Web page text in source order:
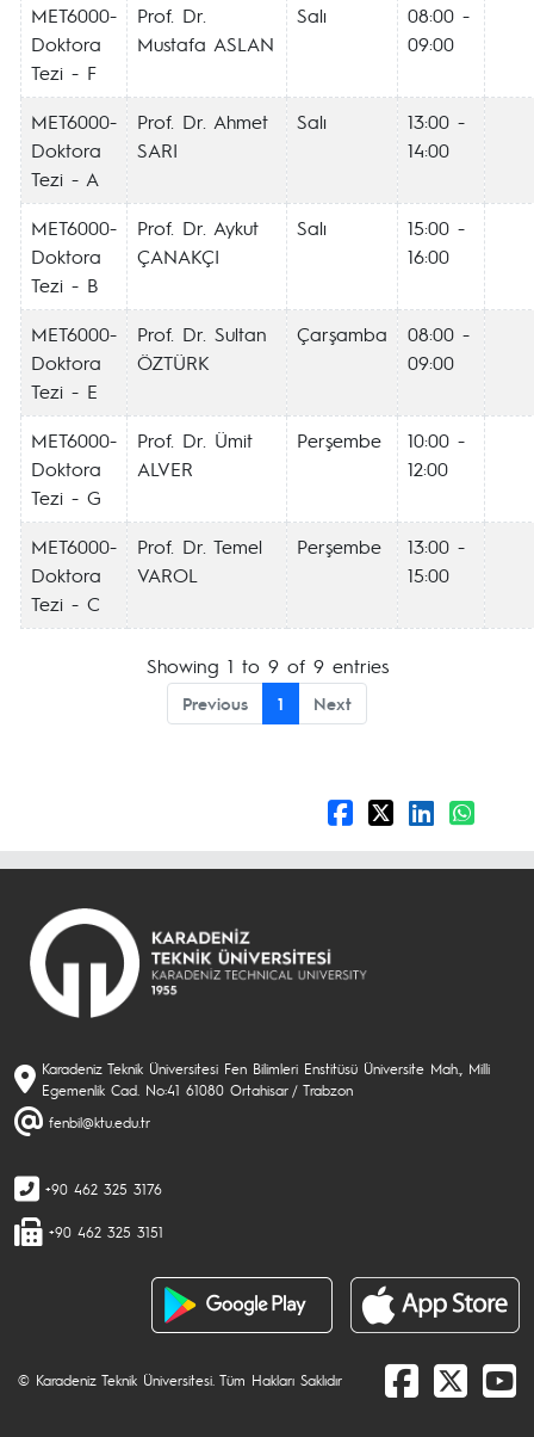
MET6000-
Doktora
Tezi - F
Prof. Dr.
Mustafa ASLAN
Salı
08:00 -
09:00
MET6000-
Doktora
Tezi - A
Prof. Dr. Ahmet
SARI
Salı
13:00 -
14:00
MET6000-
Doktora
Tezi - B
Prof. Dr. Aykut
ÇANAKÇI
Salı
15:00 -
16:00
MET6000-
Doktora
Tezi - E
Prof. Dr. Sultan
ÖZTÜRK
Çarşamba
08:00 -
09:00
MET6000-
Doktora
Tezi - G
Prof. Dr. Ümit
ALVER
Perşembe
10:00 -
12:00
MET6000-
Doktora
Tezi - C
Prof. Dr. Temel
VAROL
Perşembe
13:00 -
15:00
Showing 1 to 9 of 9 entries
Previous 1 Next
Karadeniz Teknik Üniversitesi Fen Bilimleri Enstitüsü Üniversite Mah., Milli
Egemenlik Cad. No:41 61080 Ortahisar / Trabzon
fenbil@ktu.edu.tr
+90 462 325 3176
+90 462 325 3151
© Karadeniz Teknik Üniversitesi. Tüm Hakları Saklıdır